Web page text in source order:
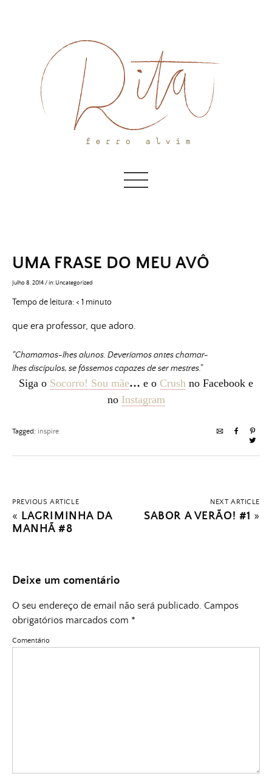
UMA FRASE DO MEU AVÔ
Julho 8, 2014/in: Uncategorized
Tempo de leitura:< 1 minuto
que era professor, que adoro.
“Chamamos-lhesalunos. Deveríamos antes chamar-
lhesdiscípulos, se fôssemos capazes de ser mestres.”
Siga o Socorro! Sou mãe… e o Crush no Facebook e
no Instagram
Tagged: inspire
PREVIOUS ARTICLE
« LAGRIMINHA DA
MANHÃ #8
NEXT ARTICLE
SABOR A VERÃO! #1 »
Deixe um comentário
O seu endereço de email não será publicado. Campos
obrigatórios marcados com *
Comentário